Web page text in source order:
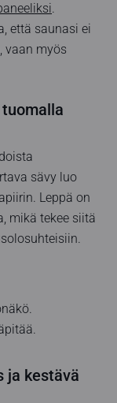
.
että saunasi ei
vaan myös
sävy luo
Leppä on
mikä tekee siitä
ja kestävä